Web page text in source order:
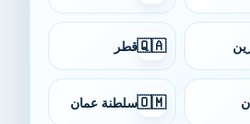
🇶🇦قطر
🇴🇲سلطنة عمان